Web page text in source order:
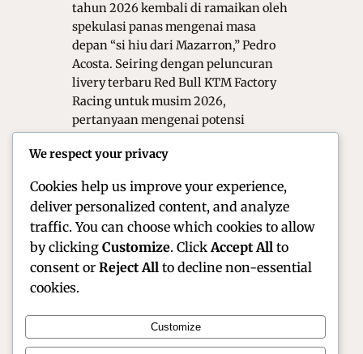
tahun 2026 kembali di ramaikan oleh
spekulasi panas mengenai masa
depan “si hiu dari Mazarron,” Pedro
Acosta. Seiring dengan peluncuran
livery terbaru Red Bull KTM Factory
Racing untuk musim 2026,
pertanyaan mengenai potensi
khususnya rumor bergabung dengan
We respect your privacy
Cookies help us improve your experience,
deliver personalized content, and analyze
traffic. You can choose which cookies to allow
by clicking Customize. Click Accept All to
consent or Reject All to decline non-essential
cookies.
Customize